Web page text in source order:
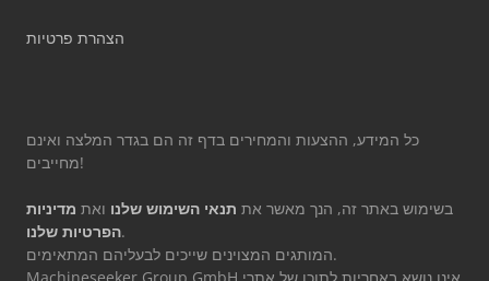
הצהרת פרטיות
כל המידע, ההצעות והמחירים בדף זה הם בגדר המלצה ואינם
מחייבים!
בשימוש באתר זה, הנך מאשר את תנאי השימוש שלנו ואת מדיניות
הפרטיות שלנו.
המותגים המצוינים שייכים לבעליהם המתאימים.